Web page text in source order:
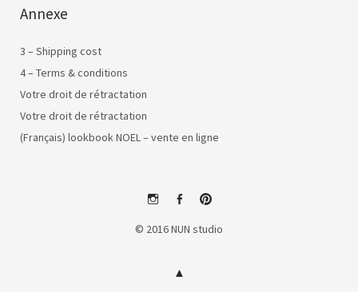
Annexe
3 – Shipping cost
4 – Terms & conditions
Votre droit de rétractation
Votre droit de rétractation
(Français) lookbook NOEL – vente en ligne
instagramfacebookpinterest
© 2016 NUN studio